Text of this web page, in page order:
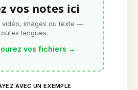
vos notes ici
vidéo, images ou texte —
langues.
vos fichiers →
AVEC UN EXEMPLE